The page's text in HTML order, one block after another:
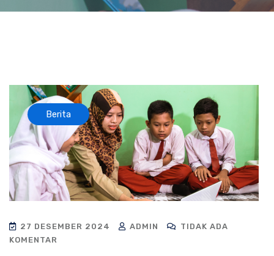
Berita
27 DESEMBER 2024 ADMIN
TIDAK ADA
KOMENTAR